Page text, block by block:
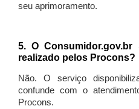
seu aprimoramento.
5. O
realizado pelos Procons?
Não. O serviço
confunde com o
Procons.